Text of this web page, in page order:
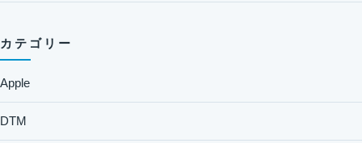
カテゴリー
Apple
DTM